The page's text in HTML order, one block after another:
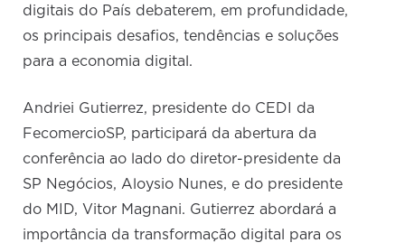
digitais do País debaterem, em profundidade,
os principais desafios, tendências e soluções
para a economia digital.
Andriei Gutierrez, presidente do CEDI da
FecomercioSP, participará da abertura da
conferência ao lado do diretor-presidente da
SP Negócios, Aloysio Nunes, e do presidente
do MID, Vitor Magnani. Gutierrez abordará a
importância da transformação digital para os